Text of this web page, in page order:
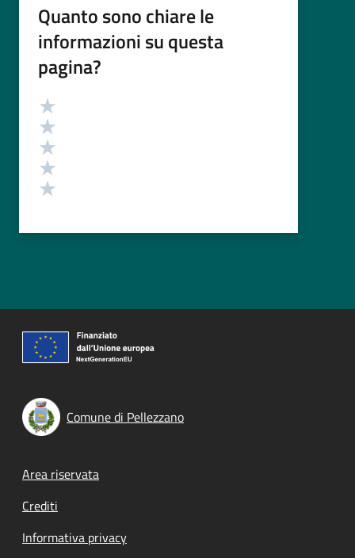
Quanto sono chiare le
informazioni su questa
pagina?
Valutazione
Comune di Pellezzano
Footer menu
Area riservata
Crediti
Informativa privacy